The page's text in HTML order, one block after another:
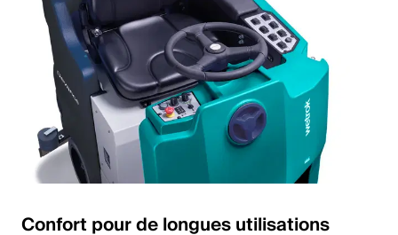
Confort pour de longues utilisations